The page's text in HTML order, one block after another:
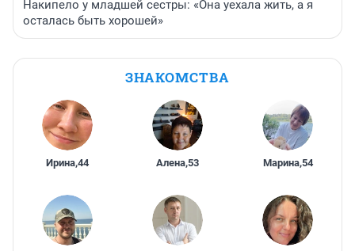
Накипело у младшей сестры: «Она уехала жить, а я
осталась быть хорошей»
ЗНАКОМСТВА
Ирина,44 Алена,53 Марина,54